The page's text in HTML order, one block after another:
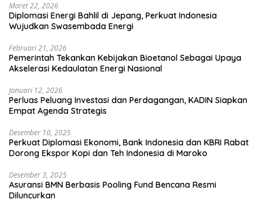
Maret 22, 2026
Diplomasi Energi Bahlil di Jepang, Perkuat Indonesia
Wujudkan Swasembada Energi
Februari 21, 2026
Pemerintah Tekankan Kebijakan Bioetanol Sebagai Upaya
Akselerasi Kedaulatan Energi Nasional
Januari 12, 2026
Perluas Peluang Investasi dan Perdagangan, KADIN Siapkan
Empat Agenda Strategis
Desember 10, 2025
Perkuat Diplomasi Ekonomi, Bank Indonesia dan KBRI Rabat
Dorong Ekspor Kopi dan Teh Indonesia di Maroko
Desember 3, 2025
Asuransi BMN Berbasis Pooling Fund Bencana Resmi
Diluncurkan